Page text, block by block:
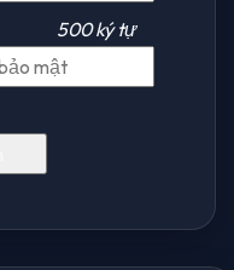
500 ký tự